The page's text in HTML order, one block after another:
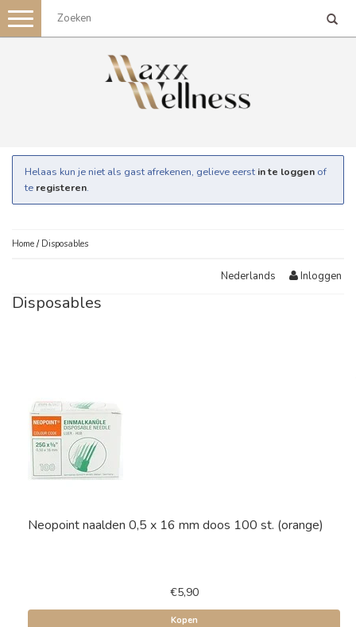
Toggle
navigation
Helaas kun je niet als gast afrekenen, gelieve eerst in te loggen of
te registeren.
Home / Disposables
Nederlands Inloggen
Disposables
Neopoint naalden 0,5 x 16 mm doos 100 st. (orange)
€5,90
Kopen